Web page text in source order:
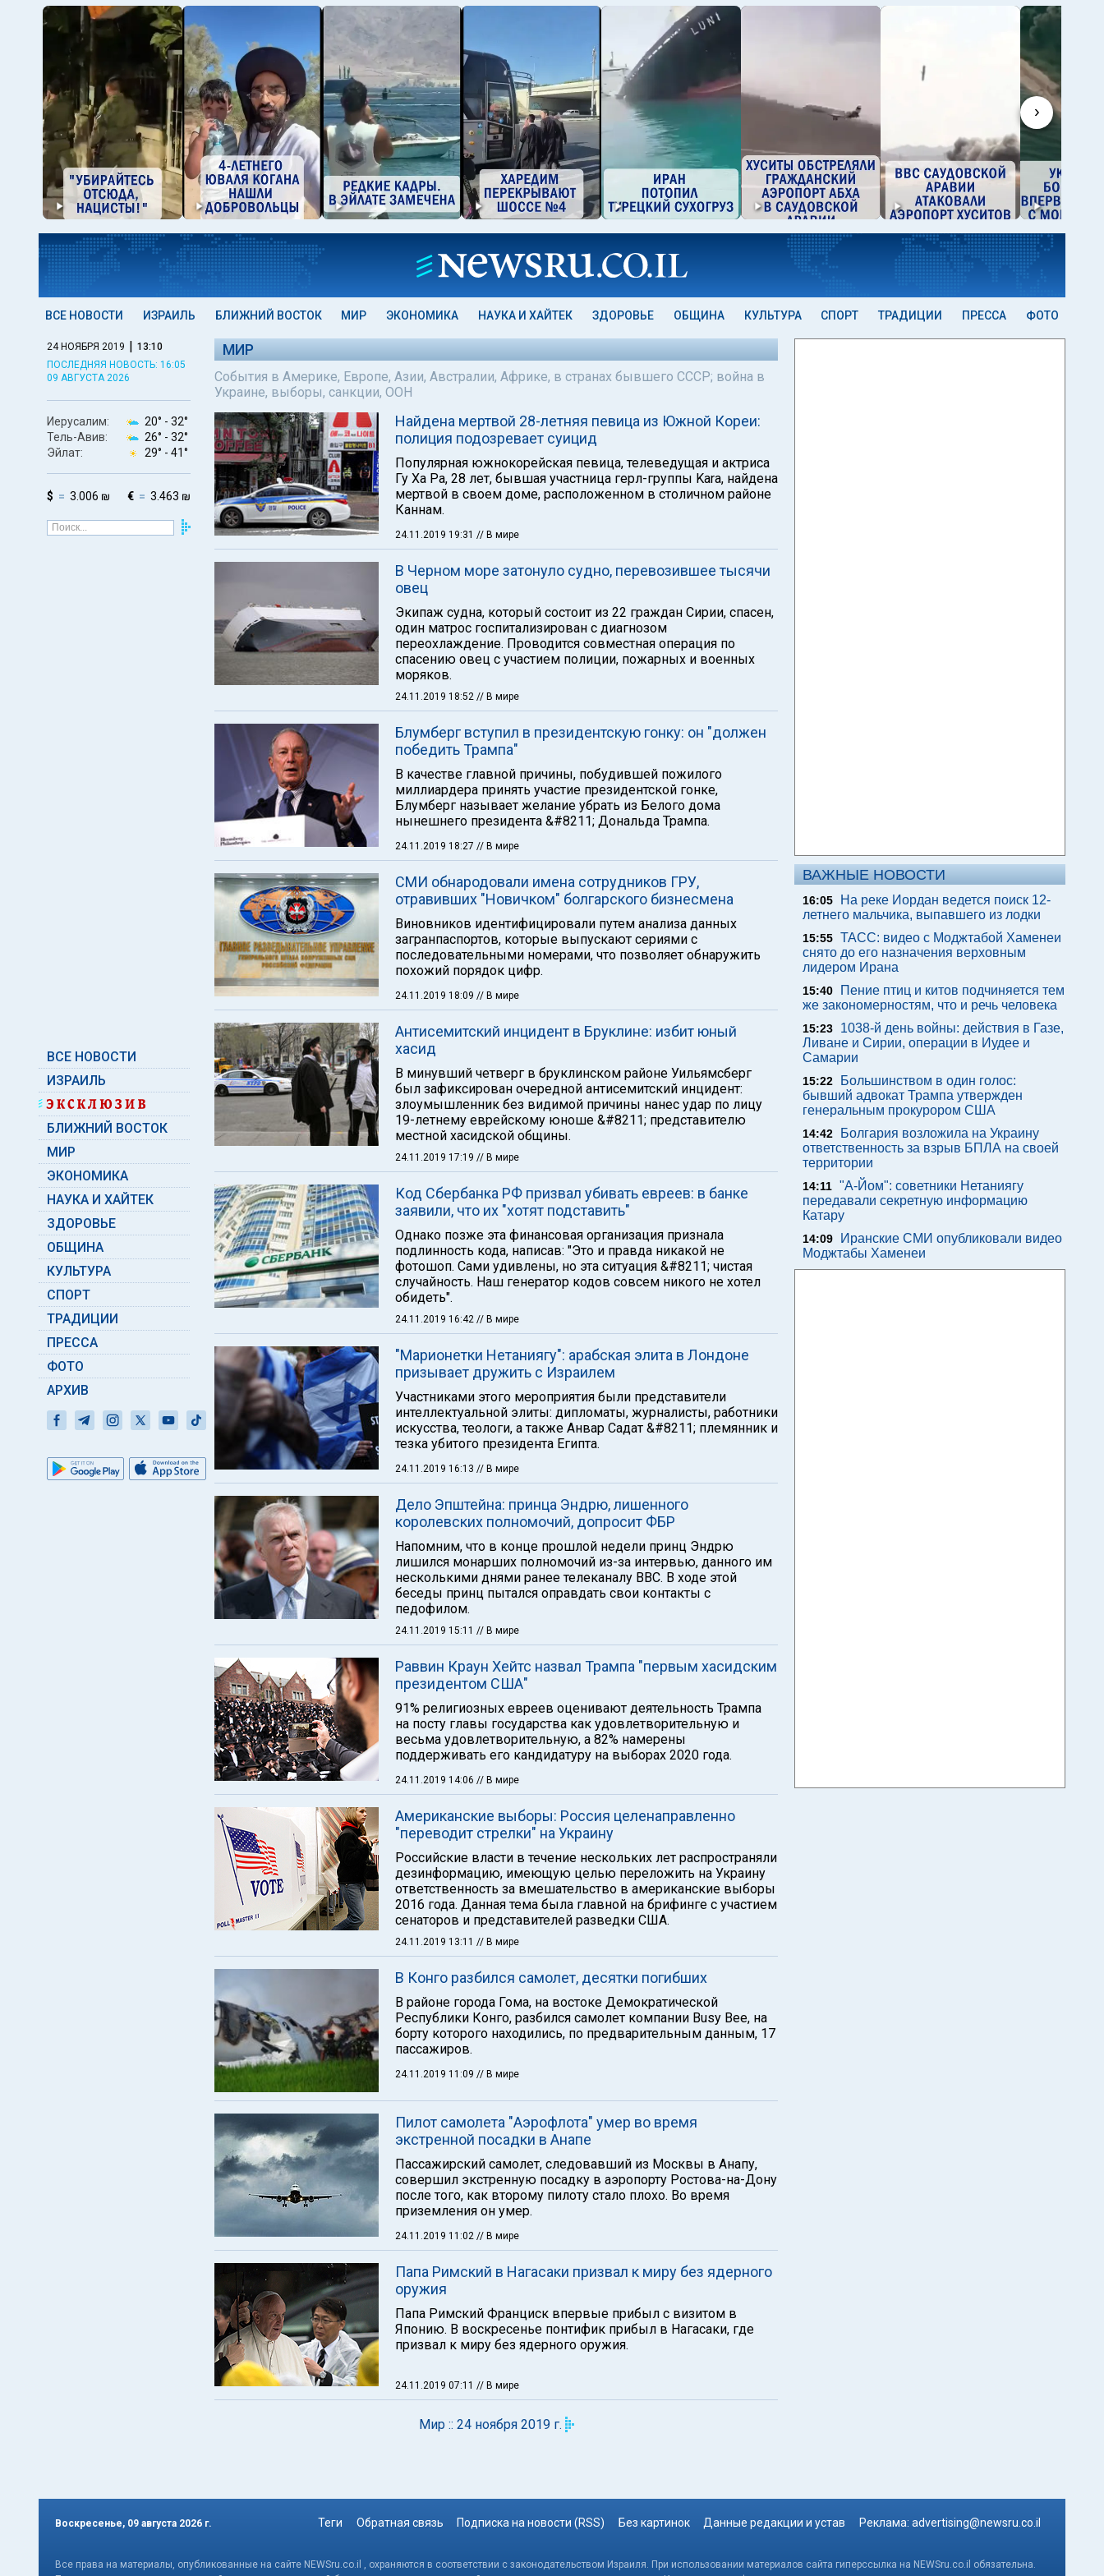
›
ВСЕ НОВОСТИ ИЗРАИЛЬ БЛИЖНИЙ ВОСТОК МИР ЭКОНОМИКА НАУКА И ХАЙТЕК ЗДОРОВЬЕ ОБЩИНА КУЛЬТУРА СПОРТ ТРАДИЦИИ ПРЕССА ФОТО
24 НОЯБРЯ 2019 | 13:10
ПОСЛЕДНЯЯ НОВОСТЬ: 16:05
09 АВГУСТА 2026
Иерусалим: 20° - 32°
Тель-Авив:
26° - 32°
Эйлат:
29° - 41°
$ 3.006 ₪ € 3.463 ₪
ВСЕ НОВОСТИ
ИЗРАИЛЬ
БЛИЖНИЙ ВОСТОК
МИР
ЭКОНОМИКА
НАУКА И ХАЙТЕК
ЗДОРОВЬЕ
ОБЩИНА
КУЛЬТУРА
СПОРТ
ТРАДИЦИИ
ПРЕССА
ФОТО
АРХИВ
МИР
События в Америке, Европе, Азии, Австралии, Африке, в странах бывшего СССР; война в
Украине, выборы, санкции, ООН
Найдена мертвой 28-летняя певица из Южной Кореи:
полиция подозревает суицид
Популярная южнокорейская певица, телеведущая и актриса
Гу Ха Ра, 28 лет, бывшая участница герл-группы Kara, найдена
мертвой в своем доме, расположенном в столичном районе
Каннам.
24.11.2019 19:31 // В мире
В Черном море затонуло судно, перевозившее тысячи
овец
Экипаж судна, который состоит из 22 граждан Сирии, спасен,
один матрос госпитализирован с диагнозом
переохлаждение. Проводится совместная операция по
спасению овец с участием полиции, пожарных и военных
моряков.
24.11.2019 18:52 // В мире
Блумберг вступил в президентскую гонку: он "должен
победить Трампа"
В качестве главной причины, побудившей пожилого
миллиардера принять участие президентской гонке,
Блумберг называет желание убрать из Белого дома
нынешнего президента &#8211; Дональда Трампа.
24.11.2019 18:27 // В мире
СМИ обнародовали имена сотрудников ГРУ,
отравивших "Новичком" болгарского бизнесмена
Виновников идентифицировали путем анализа данных
загранпаспортов, которые выпускают сериями с
последовательными номерами, что позволяет обнаружить
похожий порядок цифр.
24.11.2019 18:09 // В мире
Антисемитский инцидент в Бруклине: избит юный
хасид
В минувший четверг в бруклинском районе Уильямсберг
был зафиксирован очередной антисемитский инцидент:
злоумышленник без видимой причины нанес удар по лицу
19-летнему еврейскому юноше &#8211; представителю
местной хасидской общины.
24.11.2019 17:19 // В мире
Код Сбербанка РФ призвал убивать евреев: в банке
заявили, что их "хотят подставить"
Однако позже эта финансовая организация признала
подлинность кода, написав: "Это и правда никакой не
фотошоп. Сами удивлены, но эта ситуация &#8211; чистая
случайность. Наш генератор кодов совсем никого не хотел
обидеть".
24.11.2019 16:42 // В мире
"Марионетки Нетаниягу": арабская элита в Лондоне
призывает дружить с Израилем
Участниками этого мероприятия были представители
интеллектуальной элиты: дипломаты, журналисты, работники
искусства, теологи, а также Анвар Садат &#8211; племянник и
тезка убитого президента Египта.
24.11.2019 16:13 // В мире
Дело Эпштейна: принца Эндрю, лишенного
королевских полномочий, допросит ФБР
Напомним, что в конце прошлой недели принц Эндрю
лишился монарших полномочий из-за интервью, данного им
несколькими днями ранее телеканалу ВВС. В ходе этой
беседы принц пытался оправдать свои контакты с
педофилом.
24.11.2019 15:11 // В мире
Раввин Краун Хейтс назвал Трампа "первым хасидским
президентом США"
91% религиозных евреев оценивают деятельность Трампа
на посту главы государства как удовлетворительную и
весьма удовлетворительную, а 82% намерены
поддерживать его кандидатуру на выборах 2020 года.
24.11.2019 14:06 // В мире
Американские выборы: Россия целенаправленно
"переводит стрелки" на Украину
Российские власти в течение нескольких лет распространяли
дезинформацию, имеющую целью переложить на Украину
ответственность за вмешательство в американские выборы
2016 года. Данная тема была главной на брифинге с участием
сенаторов и представителей разведки США.
24.11.2019 13:11 // В мире
В Конго разбился самолет, десятки погибших
В районе города Гома, на востоке Демократической
Республики Конго, разбился самолет компании Busy Bee, на
борту которого находились, по предварительным данным, 17
пассажиров.
24.11.2019 11:09 // В мире
Пилот самолета "Аэрофлота" умер во время
экстренной посадки в Анапе
Пассажирский самолет, следовавший из Москвы в Анапу,
совершил экстренную посадку в аэропорту Ростова-на-Дону
после того, как второму пилоту стало плохо. Во время
приземления он умер.
24.11.2019 11:02 // В мире
Папа Римский в Нагасаки призвал к миру без ядерного
оружия
Папа Римский Франциск впервые прибыл с визитом в
Японию. В воскресенье понтифик прибыл в Нагасаки, где
призвал к миру без ядерного оружия.
24.11.2019 07:11 // В мире
Мир :: 24 ноября 2019 г.
ВАЖНЫЕ НОВОСТИ
16:05
На реке Иордан ведется поиск 12-
летнего мальчика, выпавшего из лодки
15:55 ТАСС: видео с Моджтабой Хаменеи
снято до его назначения верховным
лидером Ирана
15:40
Пение птиц и китов подчиняется тем
же закономерностям, что и речь человека
15:23
1038-й день войны: действия в Газе,
Ливане и Сирии, операции в Иудее и
Самарии
15:22
Большинством в один голос:
бывший адвокат Трампа утвержден
генеральным прокурором США
14:42
Болгария возложила на Украину
ответственность за взрыв БПЛА на своей
территории
14:11 "А-Йом": советники Нетаниягу
передавали секретную информацию
Катару
14:09
Иранские СМИ опубликовали видео
Моджтабы Хаменеи
Воскресенье, 09 августа 2026 г. Теги Обратная связь Подписка на новости (RSS) Без картинок Данные редакции и устав Реклама: advertising@newsru.co.il
Все права на материалы, опубликованные на сайте NEWSru.co.il , охраняются в соответствии с законодательством Израиля. При использовании материалов сайта гиперссылка на NEWSru.co.il обязательна.